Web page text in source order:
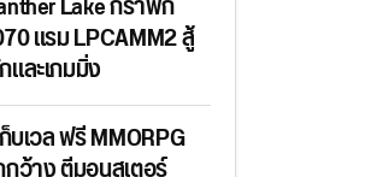
แรม LPCAMM2 สู้
ละเกมมิ่ง
บเวล ฟรี MMORPG